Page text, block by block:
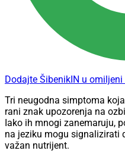
Dodajte ŠibenikIN u
Tri neugodna simptoma
rani znak upozorenja na
Iako ih mnogi zanemaruju,
na jeziku mogu signalizirati
važan nutrijent.